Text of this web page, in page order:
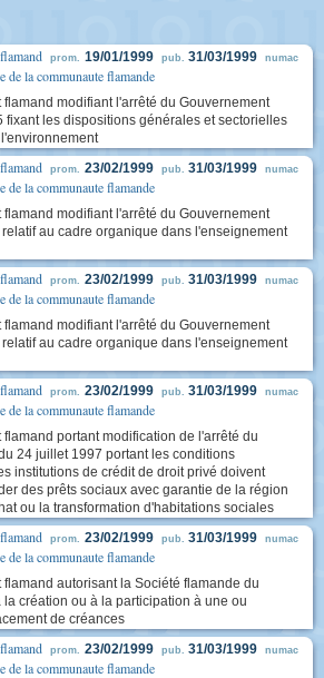
prom. 19/01/1999 pub. 31/03/1999 numac
de la communaute flamande
modifiant l'arrêté du Gouvernement
fixant les dispositions générales et sectorielles
prom. 23/02/1999 pub. 31/03/1999 numac
de la communaute flamande
modifiant l'arrêté du Gouvernement
au cadre organique dans l'enseignement
prom. 23/02/1999 pub. 31/03/1999 numac
de la communaute flamande
modifiant l'arrêté du Gouvernement
au cadre organique dans l'enseignement
prom. 23/02/1999 pub. 31/03/1999 numac
de la communaute flamande
portant modification de l'arrêté du
24 juillet 1997 portant les conditions
institutions de crédit de droit privé doivent
des prêts sociaux avec garantie de la région
ou la transformation d'habitations sociales
prom. 23/02/1999 pub. 31/03/1999 numac
de la communaute flamande
autorisant la Société flamande du
création ou à la participation à une ou
de créances
prom. 23/02/1999 pub. 31/03/1999 numac
de la communaute flamande